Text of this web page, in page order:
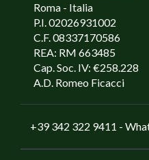
Roma - Italia
P.I. 02026931002
C.F. 08337170586
REA: RM 663485
Cap. Soc. IV: €258.228
A.D. Romeo Ficacci
+39 342 322 9411 -